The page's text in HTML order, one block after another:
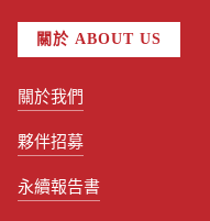
關於 ABOUT US
關於我們
夥伴招募
永續報告書